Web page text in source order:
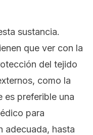
sustancia.
que ver con la
del tejido
como la
es preferible una
para
adecuada, hasta